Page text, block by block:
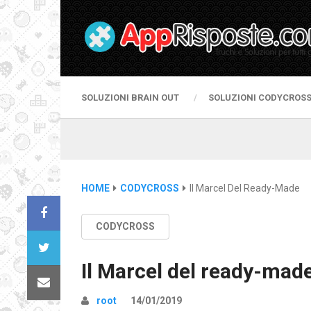
SOLUZIONI BRAIN OUT SOLUZIONI CODYCROSS
HOME CODYCROSS Il Marcel Del Ready-Made
CODYCROSS
Il Marcel del ready-
root 14/01/2019